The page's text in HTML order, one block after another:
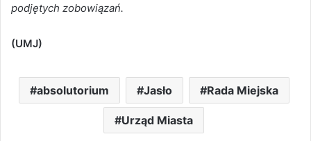
podjętych zobowiązań.
(UMJ)
absolutorium Jasło Rada Miejska
Urząd Miasta